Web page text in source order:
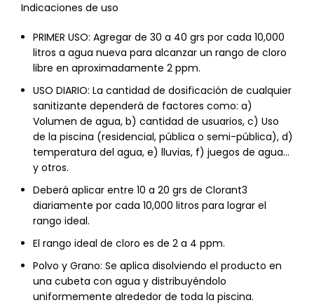
Indicaciones de uso
PRIMER USO: Agregar de 30 a 40 grs por cada 10,000
litros a agua nueva para alcanzar un rango de cloro
libre en aproximadamente 2 ppm.
USO DIARIO: La cantidad de dosificación de cualquier
sanitizante dependerá de factores como: a)
Volumen de agua, b) cantidad de usuarios, c) Uso
de la piscina (residencial, pública o semi-pública), d)
temperatura del agua, e) lluvias, f) juegos de agua…
y otros.
Deberá aplicar entre 10 a 20 grs de Clorant3
diariamente por cada 10,000 litros para lograr el
rango ideal.
El rango ideal de cloro es de 2 a 4 ppm.
Polvo y Grano: Se aplica disolviendo el producto en
una cubeta con agua y distribuyéndolo
uniformemente alrededor de toda la piscina.